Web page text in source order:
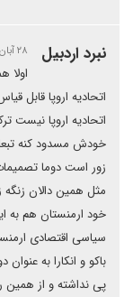
نبرد اردبیل ۲۸ آبان ۱۴۰۳ | ۰۴:۳۷
اولا
اتحادیه اروپا قابل
اتحادیه اروپا نیست
خودش مسدود کنه
زور است دوما
مثل همین دالان
خود ارمنستان هم به
سیاسی اقتصادی
باکو و انکارا به
پی نداشته و از همین